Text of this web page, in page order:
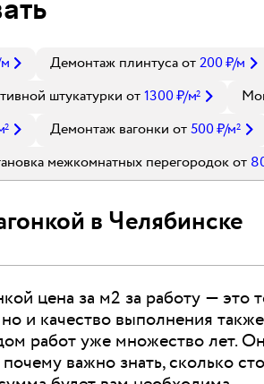
Демонтаж плинтусаот200₽/м
штукатурки от1300₽/м2
2 Демонтаж вагонки от500₽/м2
межкомнатных перегородокот
в Челябинске
цена за м2 за работу —
и качество выполнения
работ уже множество лет.
важно знать, сколько